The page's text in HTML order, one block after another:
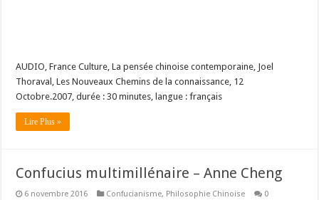
AUDIO, France Culture, La pensée chinoise contemporaine, Joel
Thoraval, Les Nouveaux Chemins de la connaissance, 12
Octobre.2007, durée : 30 minutes, langue : français
Lire Plus »
Confucius multimillénaire – Anne Cheng
6 novembre 2016 Confucianisme, Philosophie Chinoise 0